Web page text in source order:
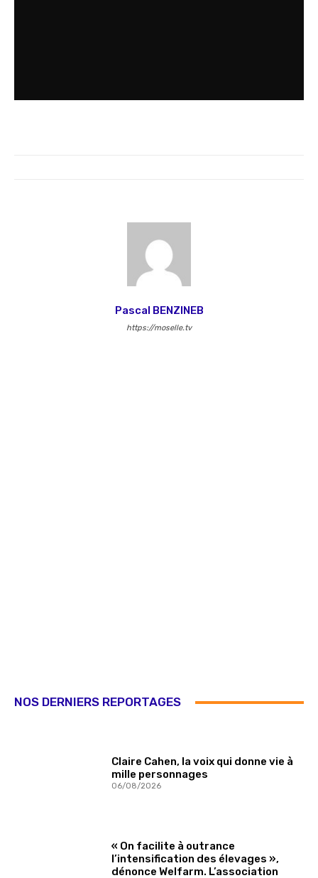
Pascal BENZINEB
https://moselle.tv
NOS DERNIERS REPORTAGES
Claire Cahen, la voix qui donne vie à
mille personnages
06/08/2026
« On facilite à outrance
l’intensification des élevages »,
dénonce Welfarm. L’association